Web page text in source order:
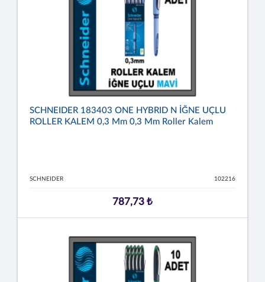
SCHNEIDER 183403 ONE HYBRID N İĞNE UÇLU
ROLLER KALEM 0,3 Mm 0,3 Mm Roller Kalem
SCHNEIDER 102216
787,73 ₺